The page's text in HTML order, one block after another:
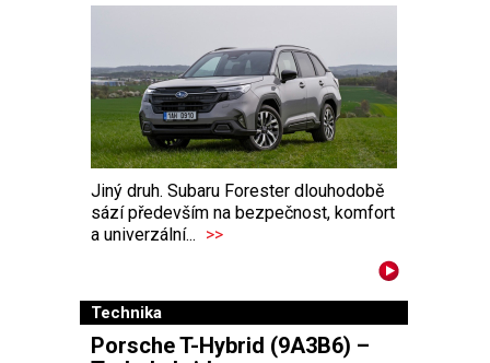
Jiný druh. Subaru Forester dlouhodobě
sází především na bezpečnost, komfort
a univerzální... >>
Technika
Porsche T-Hybrid (9A3B6) –